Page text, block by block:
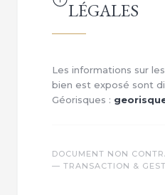
LÉGALES
Les informations sur
bien est exposé sont
Géorisques :
DOCUMENT NON
— TRANSACTION &